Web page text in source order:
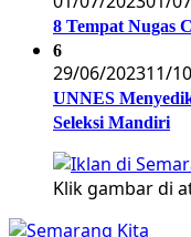
8 Tempat Nugas
6
29/06/202311/
UNNES
Seleksi Mandiri
Klik gambar di